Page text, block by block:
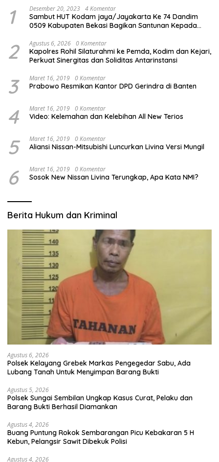
1 Desember 20, 2023 4 Komentar
Sambut HUT Kodam jaya/Jayakarta Ke 74 Dandim
0509 Kabupaten Bekasi Bagikan Santunan Kepada
2 Agustus 6, 2026 0 Komentar
Kapolres Rohil Silaturahmi ke Pemda, Kodim dan Kejari,
Perkuat Sinergitas dan Soliditas Antarinstansi
3 Maret 16, 2019 0 Komentar
Prabowo Resmikan Kantor DPD Gerindra di Banten
4 Maret 16, 2019 0 Komentar
Video: Kelemahan dan Kelebihan All New Terios
5 Maret 16, 2019 0 Komentar
Aliansi Nissan-Mitsubishi Luncurkan Livina Versi Mungil
6 Maret 16, 2019 0 Komentar
Sosok New Nissan Livina Terungkap, Apa Kata NMI?
Berita Hukum dan Kriminal
Agustus 6, 2026
Polsek Kelayang Grebek Markas Pengegedar Sabu, Ada
Lubang Tanah Untuk Menyimpan Barang Bukti
Agustus 5, 2026
Polsek Sungai Sembilan Ungkap Kasus Curat, Pelaku dan
Barang Bukti Berhasil Diamankan
Agustus 4, 2026
Buang Puntung Rokok Sembarangan Picu Kebakaran 5 H
Kebun, Pelangsir Sawit Dibekuk Polisi
Agustus 4, 2026